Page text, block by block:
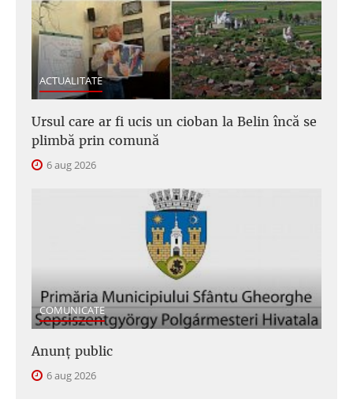
ACTUALITATE
Ursul care ar fi ucis un cioban la Belin încă se
plimbă prin comună
6 aug 2026
COMUNICATE
Anunţ public
6 aug 2026